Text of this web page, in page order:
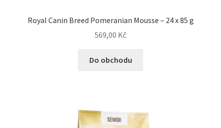
Royal Canin Breed Pomeranian Mousse – 24 x 85 g
569,00 Kč
Do obchodu